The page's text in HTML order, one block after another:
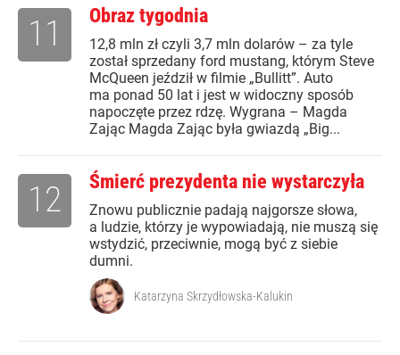
Obraz tygodnia
12,8 mln zł czyli 3,7 mln dolarów – za tyle
został sprzedany ford mustang, którym Steve
McQueen jeździł w filmie „Bullitt”. Auto
ma ponad 50 lat i jest w widoczny sposób
napoczęte przez rdzę. Wygrana – Magda
Zając Magda Zając była gwiazdą „Big...
11
Śmierć prezydenta nie wystarczyła
Znowu publicznie padają najgorsze słowa,
a ludzie, którzy je wypowiadają, nie muszą się
wstydzić, przeciwnie, mogą być z siebie
dumni.
12
Katarzyna Skrzydłowska-Kalukin